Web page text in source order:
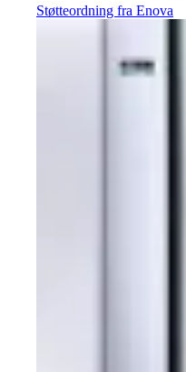
Støtteordning fra Enova